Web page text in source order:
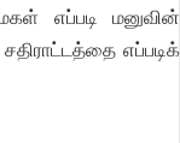
எப்படி மனுவின்
எப்படிக்